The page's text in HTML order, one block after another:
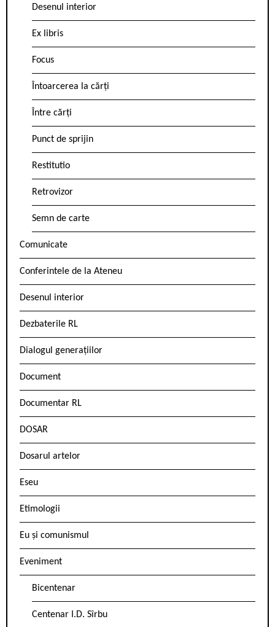
Desenul interior
Ex libris
Focus
Întoarcerea la cărți
Între cărți
Punct de sprijin
Restitutio
Retrovizor
Semn de carte
Comunicate
Conferintele de la Ateneu
Desenul interior
Dezbaterile RL
Dialogul generațiilor
Document
Documentar RL
DOSAR
Dosarul artelor
Eseu
Etimologii
Eu și comunismul
Eveniment
Bicentenar
Centenar I.D. Sîrbu